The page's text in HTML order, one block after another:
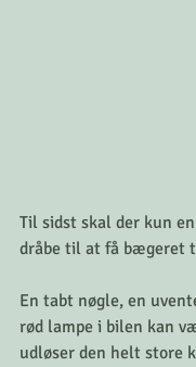
Til sidst skal der kun
dråbe til at få bægeret
En tabt nøgle, en
rød lampe i bilen kan
udløser den helt store